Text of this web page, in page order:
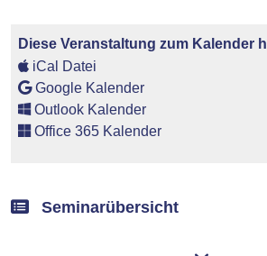
Diese Veranstaltung zum Kalender
iCal Datei
Google Kalender
Outlook Kalender
Office 365 Kalender
Seminarübersicht